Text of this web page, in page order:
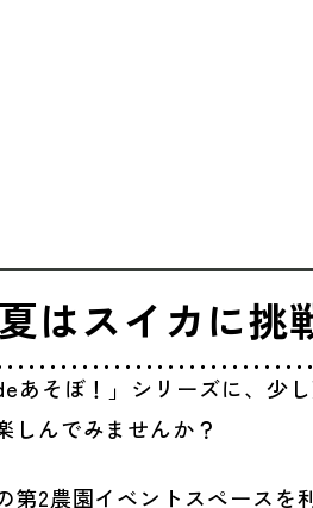
はスイカに挑
あそぼ！」シリーズに、少
しんでみませんか？
第2農園イベントスペース